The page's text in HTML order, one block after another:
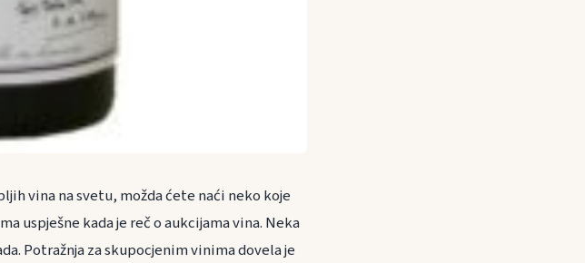
vina na svetu, možda ćete naći neko koje
uspješne kada je reč o aukcijama vina. Neka
Potražnja za skupocjenim vinima dovela je